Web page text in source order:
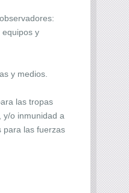
equipos y
y medios.
las tropas
y/o inmunidad a
para las fuerzas